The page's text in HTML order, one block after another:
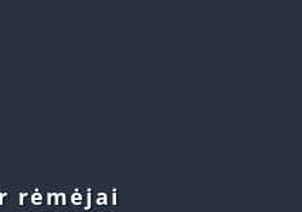
rėmėjai